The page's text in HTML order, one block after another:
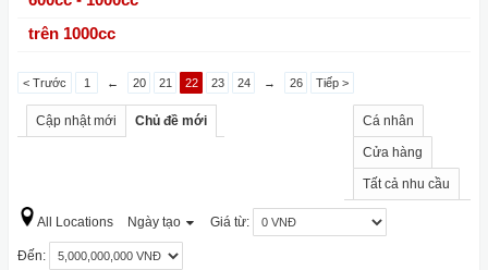
trên 1000cc
< Trước 1 ← 20 21 22 23 24 → 26 Tiếp >
Cập nhật mới Chủ đề mới Cá nhân
Cửa hàng
Tất cả nhu cầu
All Locations Ngày tạo Giá từ:
Đến: